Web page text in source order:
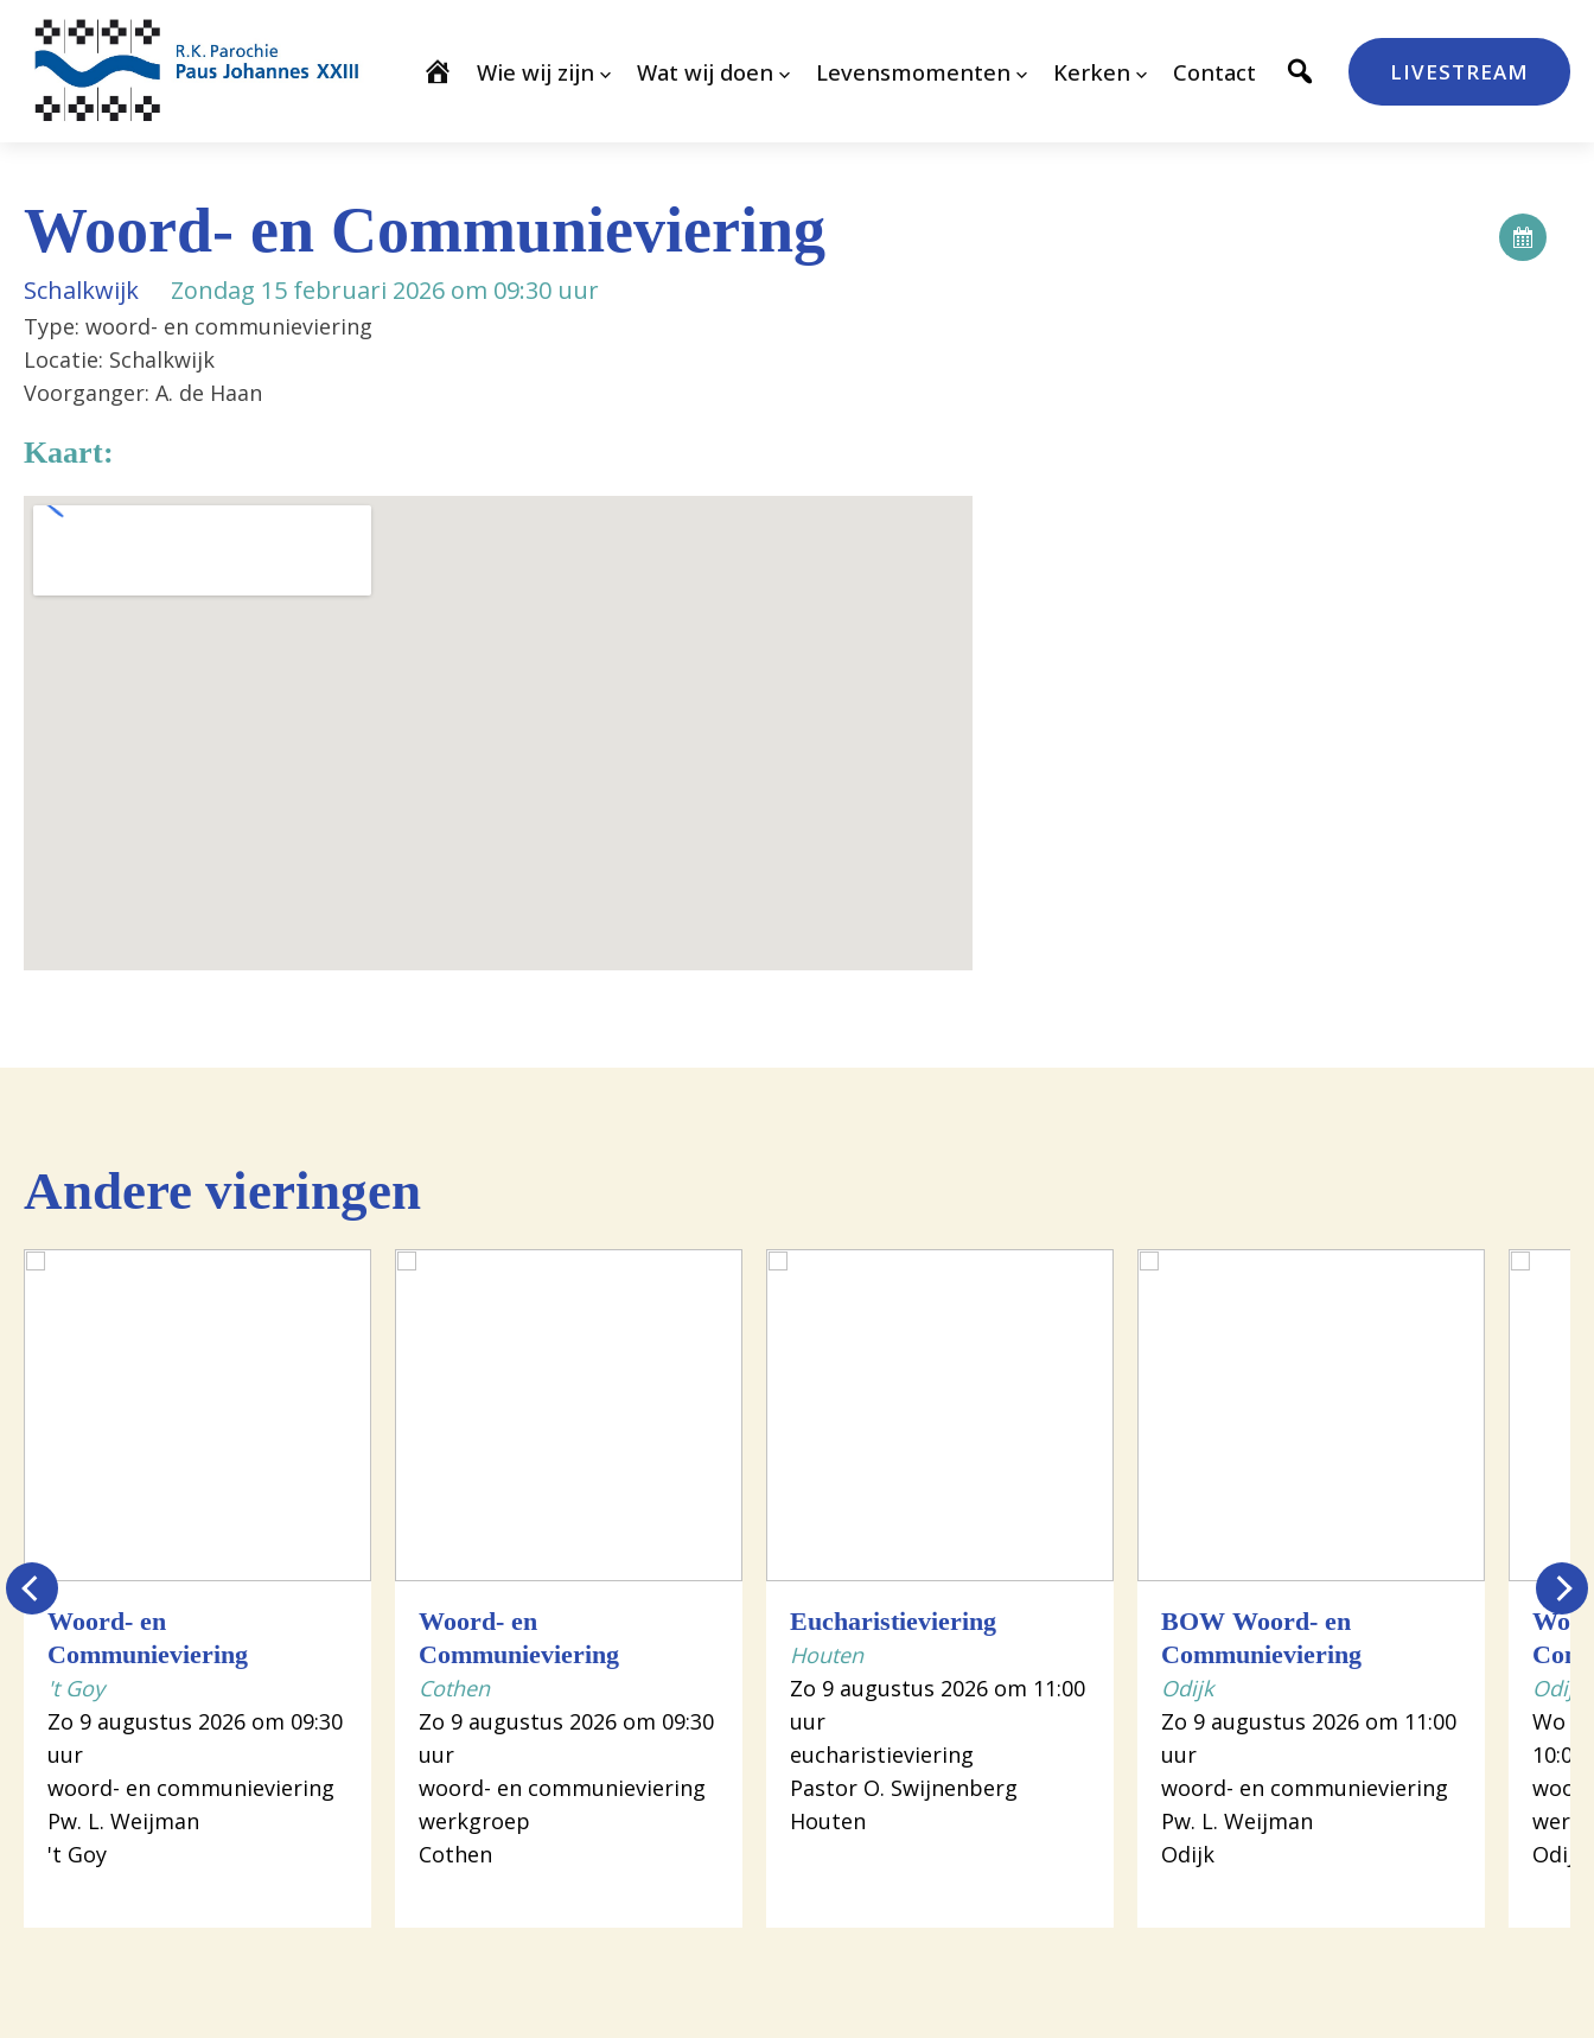
Wie wij zijn Wat wij doen Levensmomenten Kerken Contact LIVESTREAM
Woord- en Communieviering
Schalkwijk Zondag 15 februari 2026 om 09:30 uur
Type: woord- en communieviering
Locatie: Schalkwijk
Voorganger: A. de Haan
Kaart:
Andere vieringen
Woord- en
Communieviering
't Goy
Zo 9 augustus 2026 om 09:30
uur
woord- en communieviering
Pw. L. Weijman
't Goy
Woord- en
Communieviering
Cothen
Zo 9 augustus 2026 om 09:30
uur
woord- en communieviering
werkgroep
Cothen
Eucharistieviering
Houten
Zo 9 augustus 2026 om 11:00
uur
eucharistieviering
Pastor O. Swijnenberg
Houten
BOW Woord- en
Communieviering
Odijk
Zo 9 augustus 2026 om 11:00
uur
woord- en communieviering
Pw. L. Weijman
Odijk
Odijk
Wo
Odijk